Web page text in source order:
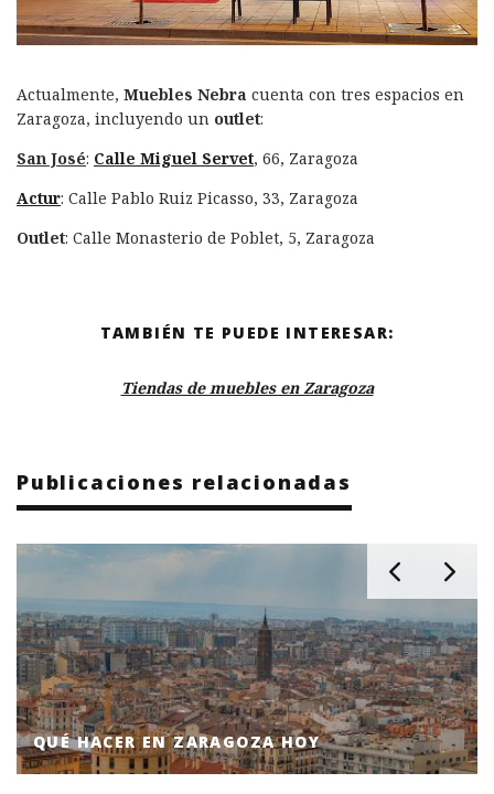
Actualmente, Muebles Nebra cuenta con tres espacios en
Zaragoza, incluyendo un outlet:
San José: Calle Miguel Servet, 66, Zaragoza
Actur: Calle Pablo Ruiz Picasso, 33, Zaragoza
Outlet: Calle Monasterio de Poblet, 5, Zaragoza
TAMBIÉN TE PUEDE INTERESAR:
Tiendas de muebles en Zaragoza
Publicaciones relacionadas
QUÉ HACER EN ZARAGOZA HOY